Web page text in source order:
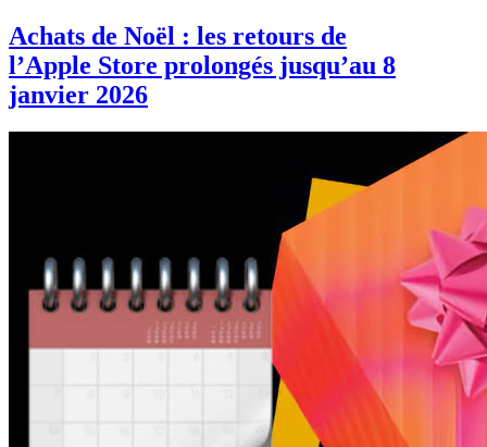
Achats de Noël : les retours de
l’Apple Store prolongés jusqu’au 8
janvier 2026